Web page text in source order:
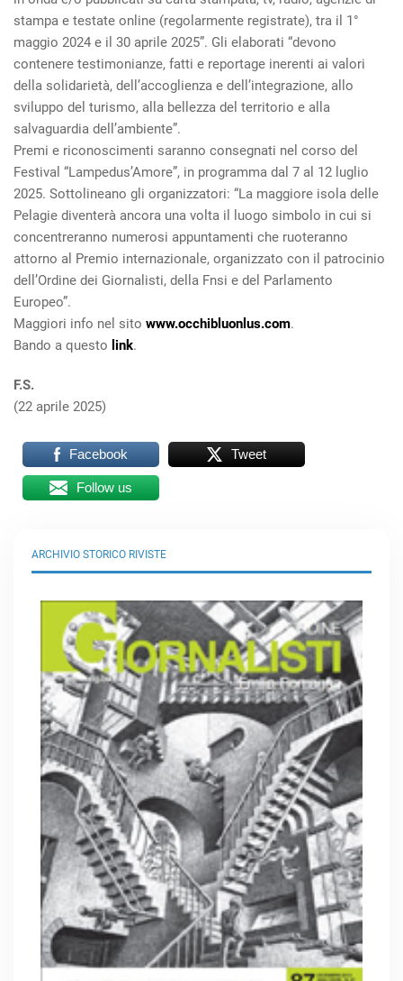
stampa e testate online (regolarmente registrate), tra il 1°
maggio 2024 e il 30 aprile 2025”. Gli elaborati “devono
contenere testimonianze, fatti e reportage inerenti ai valori
della solidarietà, dell’accoglienza e dell’integrazione, allo
sviluppo del turismo, alla bellezza del territorio e alla
salvaguardia dell’ambiente”.
Premi e riconoscimenti saranno consegnati nel corso del
Festival “Lampedus’Amore”, in programma dal 7 al 12 luglio
2025. Sottolineano gli organizzatori: “La maggiore isola delle
Pelagie diventerà ancora una volta il luogo simbolo in cui si
concentreranno numerosi appuntamenti che ruoteranno
attorno al Premio internazionale, organizzato con il patrocinio
dell’Ordine dei Giornalisti, della Fnsi e del Parlamento
Europeo”.
Maggiori info nel sito www.occhibluonlus.com.
Bando a questo link.
F.S.
(22 aprile 2025)
Facebook Tweet
Follow us
ARCHIVIO STORICO RIVISTE